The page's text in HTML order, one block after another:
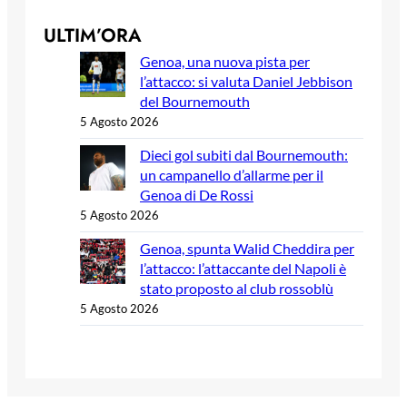
ULTIM’ORA
Genoa, una nuova pista per
l’attacco: si valuta Daniel Jebbison
del Bournemouth
5 Agosto 2026
Dieci gol subiti dal Bournemouth:
un campanello d’allarme per il
Genoa di De Rossi
5 Agosto 2026
Genoa, spunta Walid Cheddira per
l’attacco: l’attaccante del Napoli è
stato proposto al club rossoblù
5 Agosto 2026